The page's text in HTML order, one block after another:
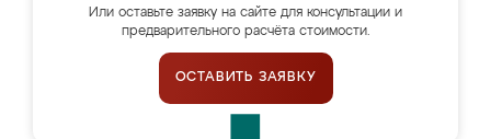
Или оставьте заявку на сайте для консультации и
предварительного расчёта стоимости.
ОСТАВИТЬ ЗАЯВКУ